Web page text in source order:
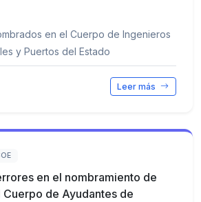
en el Cuerpo de Ingenieros
y Puertos del Estado
Leer más
en el nombramiento de
de Ayudantes de